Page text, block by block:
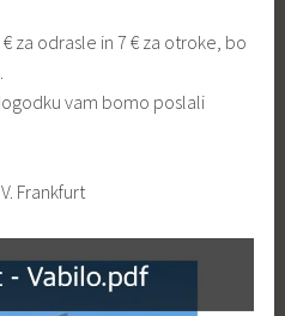
za odrasle in 7 € za otroke, bo
vam bomo poslali
Frankfurt